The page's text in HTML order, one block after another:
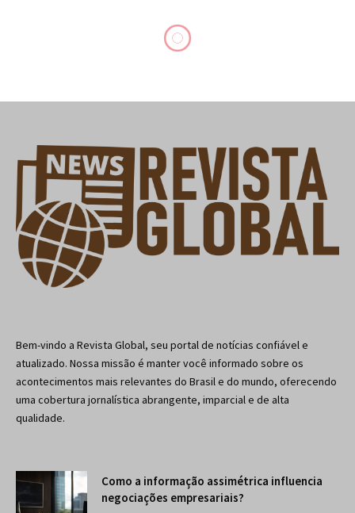
Bem-vindo a Revista Global, seu portal de notícias confiável e
atualizado. Nossa missão é manter você informado sobre os
acontecimentos mais relevantes do Brasil e do mundo, oferecendo
uma cobertura jornalística abrangente, imparcial e de alta
qualidade.
Como a informação assimétrica influencia
negociações empresariais?